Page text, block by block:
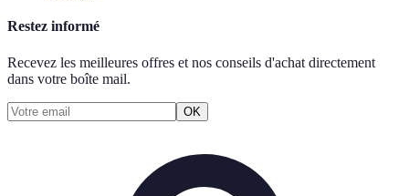
Restez informé
Recevez les meilleures offres et nos conseils d'achat directement
dans votre boîte mail.
OK